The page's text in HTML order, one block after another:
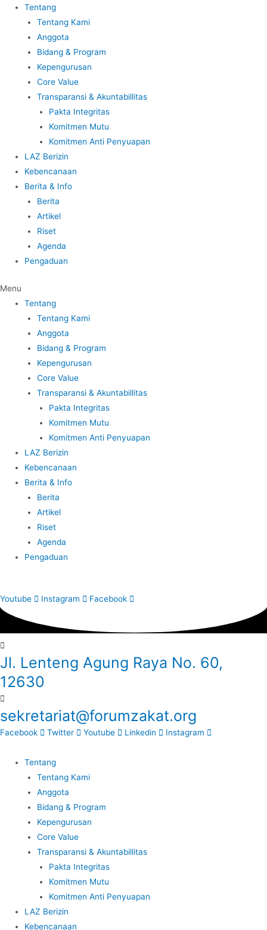
Tentang
Tentang Kami
Anggota
Bidang & Program
Kepengurusan
Core Value
Transparansi & Akuntabillitas
Pakta Integritas
Komitmen Mutu
Komitmen Anti Penyuapan
LAZ Berizin
Kebencanaan
Berita & Info
Berita
Artikel
Riset
Agenda
Pengaduan
Menu
Tentang
Tentang Kami
Anggota
Bidang & Program
Kepengurusan
Core Value
Transparansi & Akuntabillitas
Pakta Integritas
Komitmen Mutu
Komitmen Anti Penyuapan
LAZ Berizin
Kebencanaan
Berita & Info
Berita
Artikel
Riset
Agenda
Pengaduan
Youtube Instagram Facebook
Jl. Lenteng Agung Raya No. 60,
12630
sekretariat@forumzakat.org
Facebook Twitter Youtube Linkedin Instagram
Tentang
Tentang Kami
Anggota
Bidang & Program
Kepengurusan
Core Value
Transparansi & Akuntabillitas
Pakta Integritas
Komitmen Mutu
Komitmen Anti Penyuapan
LAZ Berizin
Kebencanaan